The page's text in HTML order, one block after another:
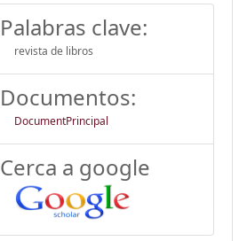
Palabras clave:
revista de libros
Documentos:
DocumentPrincipal
Cerca a google